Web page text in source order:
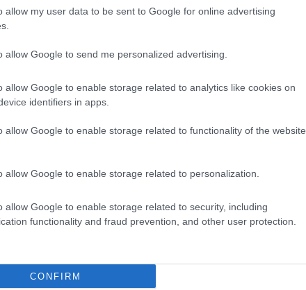
allow my user data to be sent to Google for online advertising
allow Google to send me personalized advertising.
allow Google to enable storage related to analytics like cookies on
identifiers in apps.
allow Google to enable storage related to functionality of the website
allow Google to enable storage related to personalization.
allow Google to enable storage related to security, including
functionality and fraud prevention, and other user protection.
CONFIRM
απάντησε ο β’ μάγειρας”τελείωνε γιατί
α’ μάγειρα και του λέει ”τί να κάνω
να βάλουμε μπουφέ”. Κι όπως πήγε το
κάτω… με το που ήρθε η κατσαρόλα σε
έκρηξη το λάδι»,
από τους πόνους, οι υπεύθυνοι του
ψυγείο με τα κρέατα, μέχρι να έρθει
”πάμε σε κλιματιζόμενη αίθουσα” για να
είπε η μητέρα του 22χρονου,
επανέλθει, τόσο σωματικά όσο και
με τη μαρτυρία της, ο νεαρός, παρότι
περιστατικό, αντιμετώπισε την άρνηση